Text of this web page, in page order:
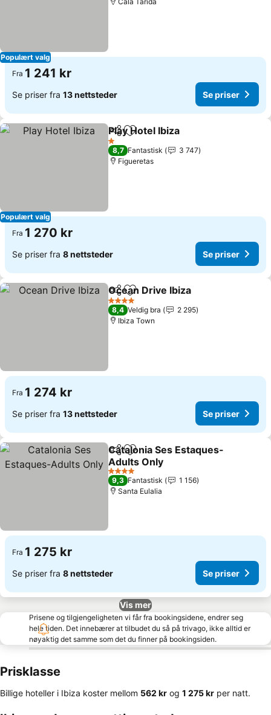
Populært valg
Fra 1 241 kr
Se priser fra 13 nettsteder Se priser
Populært valg
Del Legg til i favoritter
Play Hotel Ibiza
1 Stjerner
8,7 Fantastisk
3 747
Figueretas
Fra 1 270 kr
Se priser fra 8 nettsteder Se priser
Del Legg til i favoritter
Ocean Drive Ibiza
4 Stjerner
8,4 Veldig bra
2 295
Ibiza Town
Fra 1 274 kr
Se priser fra 13 nettsteder Se priser
Del Legg til i favoritter
Catalonia Ses Estaques-
Adults Only
Se priser
4 Stjerner
9,3 Fantastisk
1 156
Santa Eulalia
Fra 1 275 kr
Se priser fra 8 nettsteder Se priser
Vis mer
Prisene og tilgjengeligheten vi får fra bookingsidene, endrer seg
hele tiden. Det innebærer at tilbudet du så på trivago, ikke alltid er
nøyaktig det samme som det du finner på bookingsiden.
Prisklasse
Billige hoteller i Ibiza koster mellom ‎562 kr og ‎1 275 kr per natt.